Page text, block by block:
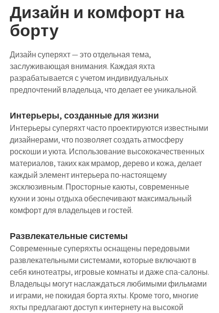
Дизайн и комфорт на
борту
Дизайн суперяхт — это отдельная тема,
заслуживающая внимания. Каждая яхта
разрабатывается с учетом индивидуальных
предпочтений владельца, что делает ее уникальной.
Интерьеры, созданные для жизни
Интерьеры суперяхт часто проектируются известными
дизайнерами, что позволяет создать атмосферу
роскоши и уюта. Использование высококачественных
материалов, таких как мрамор, дерево и кожа, делает
каждый элемент интерьера по-настоящему
эксклюзивным. Просторные каюты, современные
кухни и зоны отдыха обеспечивают максимальный
комфорт для владельцев и гостей.
Развлекательные системы
Современные суперяхты оснащены передовыми
развлекательными системами, которые включают в
себя кинотеатры, игровые комнаты и даже спа-салоны.
Владельцы могут наслаждаться любимыми фильмами
и играми, не покидая борта яхты. Кроме того, многие
яхты предлагают доступ к интернету на высокой